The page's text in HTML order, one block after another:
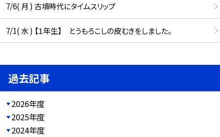
7/6( 月 ) 古墳時代にタイムスリップ
7/1( 水 ) 【１年生】 とうもろこしの皮むきをしました。
過去記事
2026年度
2025年度
2024年度